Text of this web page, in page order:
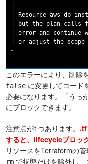
│ Resource
│ but the plan calls
│ error and
│ or adjust the
このエラーにより、削除
false に変更してコード
必要になります。「うっ
にブロックできます。
注意点が1つあります。
すると、lifecycleブロッ
リソースをTerraformの
rm で状態だけを除外し